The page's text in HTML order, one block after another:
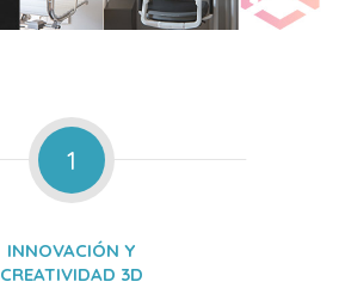
1
INNOVACIÓN Y
CREATIVIDAD 3D